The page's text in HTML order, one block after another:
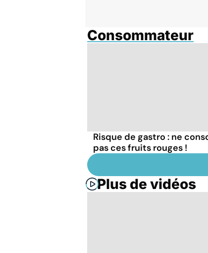
Consommateur
Risque de gastro : ne
pas ces fruits rouges !
Plus de vidéos